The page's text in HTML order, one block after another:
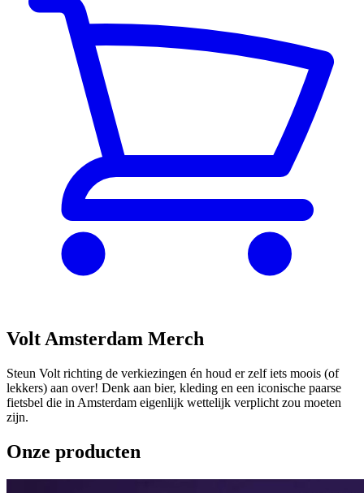
Volt Amsterdam Merch
Steun Volt richting de verkiezingen én houd er zelf iets moois (of
lekkers) aan over! Denk aan bier, kleding en een iconische paarse
fietsbel die in Amsterdam eigenlijk wettelijk verplicht zou moeten
zijn.
Onze producten